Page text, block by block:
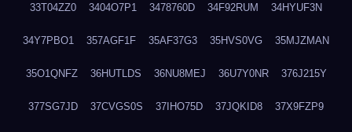
33T04ZZ0 3404O7P1 3478760D 34F92RUM 34HYUF3N
34Y7PBO1 357AGF1F 35AF37G3 35HVS0VG 35MJZMAN
35O1QNFZ 36HUTLDS 36NU8MEJ 36U7Y0NR 376J215Y
377SG7JD 37CVGS0S 37IHO75D 37JQKID8 37X9FZP9